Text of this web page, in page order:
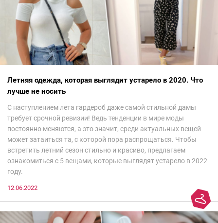
Летняя одежда, которая выглядит устарело в 2020. Что
лучше не носить
С наступлением лета гардероб даже самой стильной дамы
требует срочной ревизии! Ведь тенденции в мире моды
постоянно меняются, а это значит, среди актуальных вещей
может затаиться та, с которой пора распрощаться. Чтобы
встретить летний сезон стильно и красиво, предлагаем
ознакомиться с 5 вещами, которые выглядят устарело в 2022
году.
12.06.2022